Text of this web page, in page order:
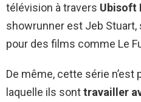
télévision à travers Ubisoft
showrunner est Jeb
pour des films comme Le
De même, cette série n’est
laquelle ils sonttravailler